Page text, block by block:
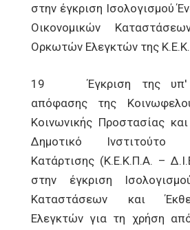
στην έγκριση Ισολογισμού
Οικονομικών
Ορκωτών Ελεγκτών της
19 Έγκριση της υπ'
απόφασης της
Κοινωνικής Προστασίας
Δημοτικό Ινστιτούτο
Κατάρτισης (Κ.Ε.Κ.Π.Α. –
στην έγκριση
Καταστάσεων και
Ελεγκτών για τη χρήση